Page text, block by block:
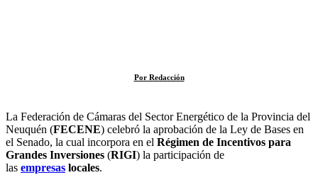
Por Redacción
La Federación de Cámaras del Sector Energético de la Provincia del
Neuquén (FECENE) celebró la aprobación de la Ley de Bases en
el Senado, la cual incorpora en el Régimen de Incentivos para
Grandes Inversiones (RIGI) la participación de
las empresas locales.